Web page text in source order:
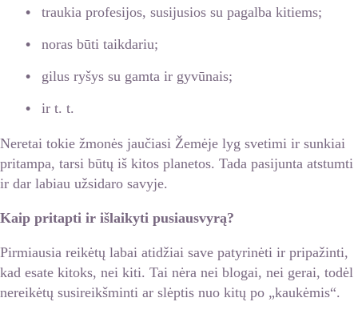
traukia profesijos, susijusios su pagalba kitiems;
noras būti taikdariu;
gilus ryšys su gamta ir gyvūnais;
ir t. t.
Neretai tokie žmonės jaučiasi Žemėje lyg svetimi ir sunkiai
pritampa, tarsi būtų iš kitos planetos. Tada pasijunta atstumti
ir dar labiau užsidaro savyje.
Kaip pritapti ir išlaikyti pusiausvyrą?
Pirmiausia reikėtų labai atidžiai save patyrinėti ir pripažinti,
kad esate kitoks, nei kiti. Tai nėra nei blogai, nei gerai, todėl
nereikėtų susireikšminti ar slėptis nuo kitų po „kaukėmis“.